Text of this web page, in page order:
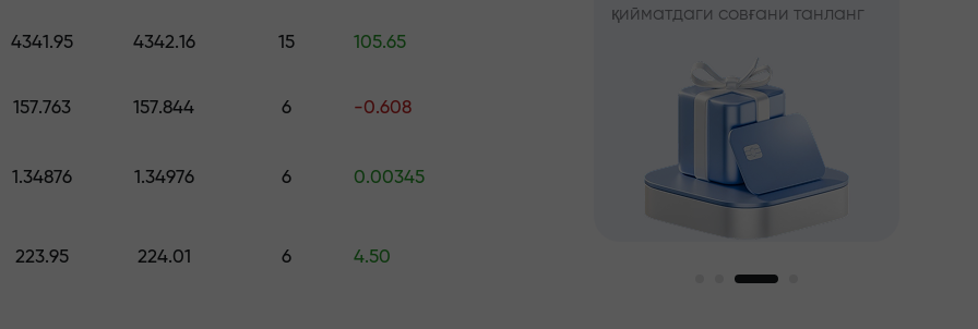
— $1,500 гача қийматдаги совғани танланг
қилинг —
— бозордаги
4341.95 4342.16 15 105.65
157.763 157.844 6 -0.608
1.34876 1.34976 6 0.00345
223.95 224.01 6 4.50
қийматдаги совғани танланг